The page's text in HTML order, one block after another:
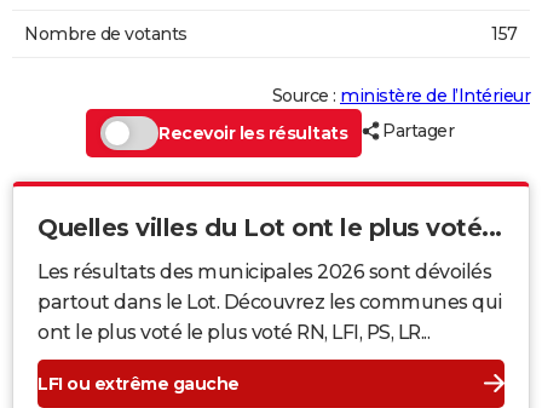
Nombre de votants 157
Source : ministère de l’Intérieur
Recevoir les résultats
Partager
Quelles villes du Lot ont le plus voté...
Les résultats des municipales 2026 sont dévoilés
partout dans le Lot. Découvrez les communes qui
ont le plus voté le plus voté RN, LFI, PS, LR...
LFI ou extrême gauche